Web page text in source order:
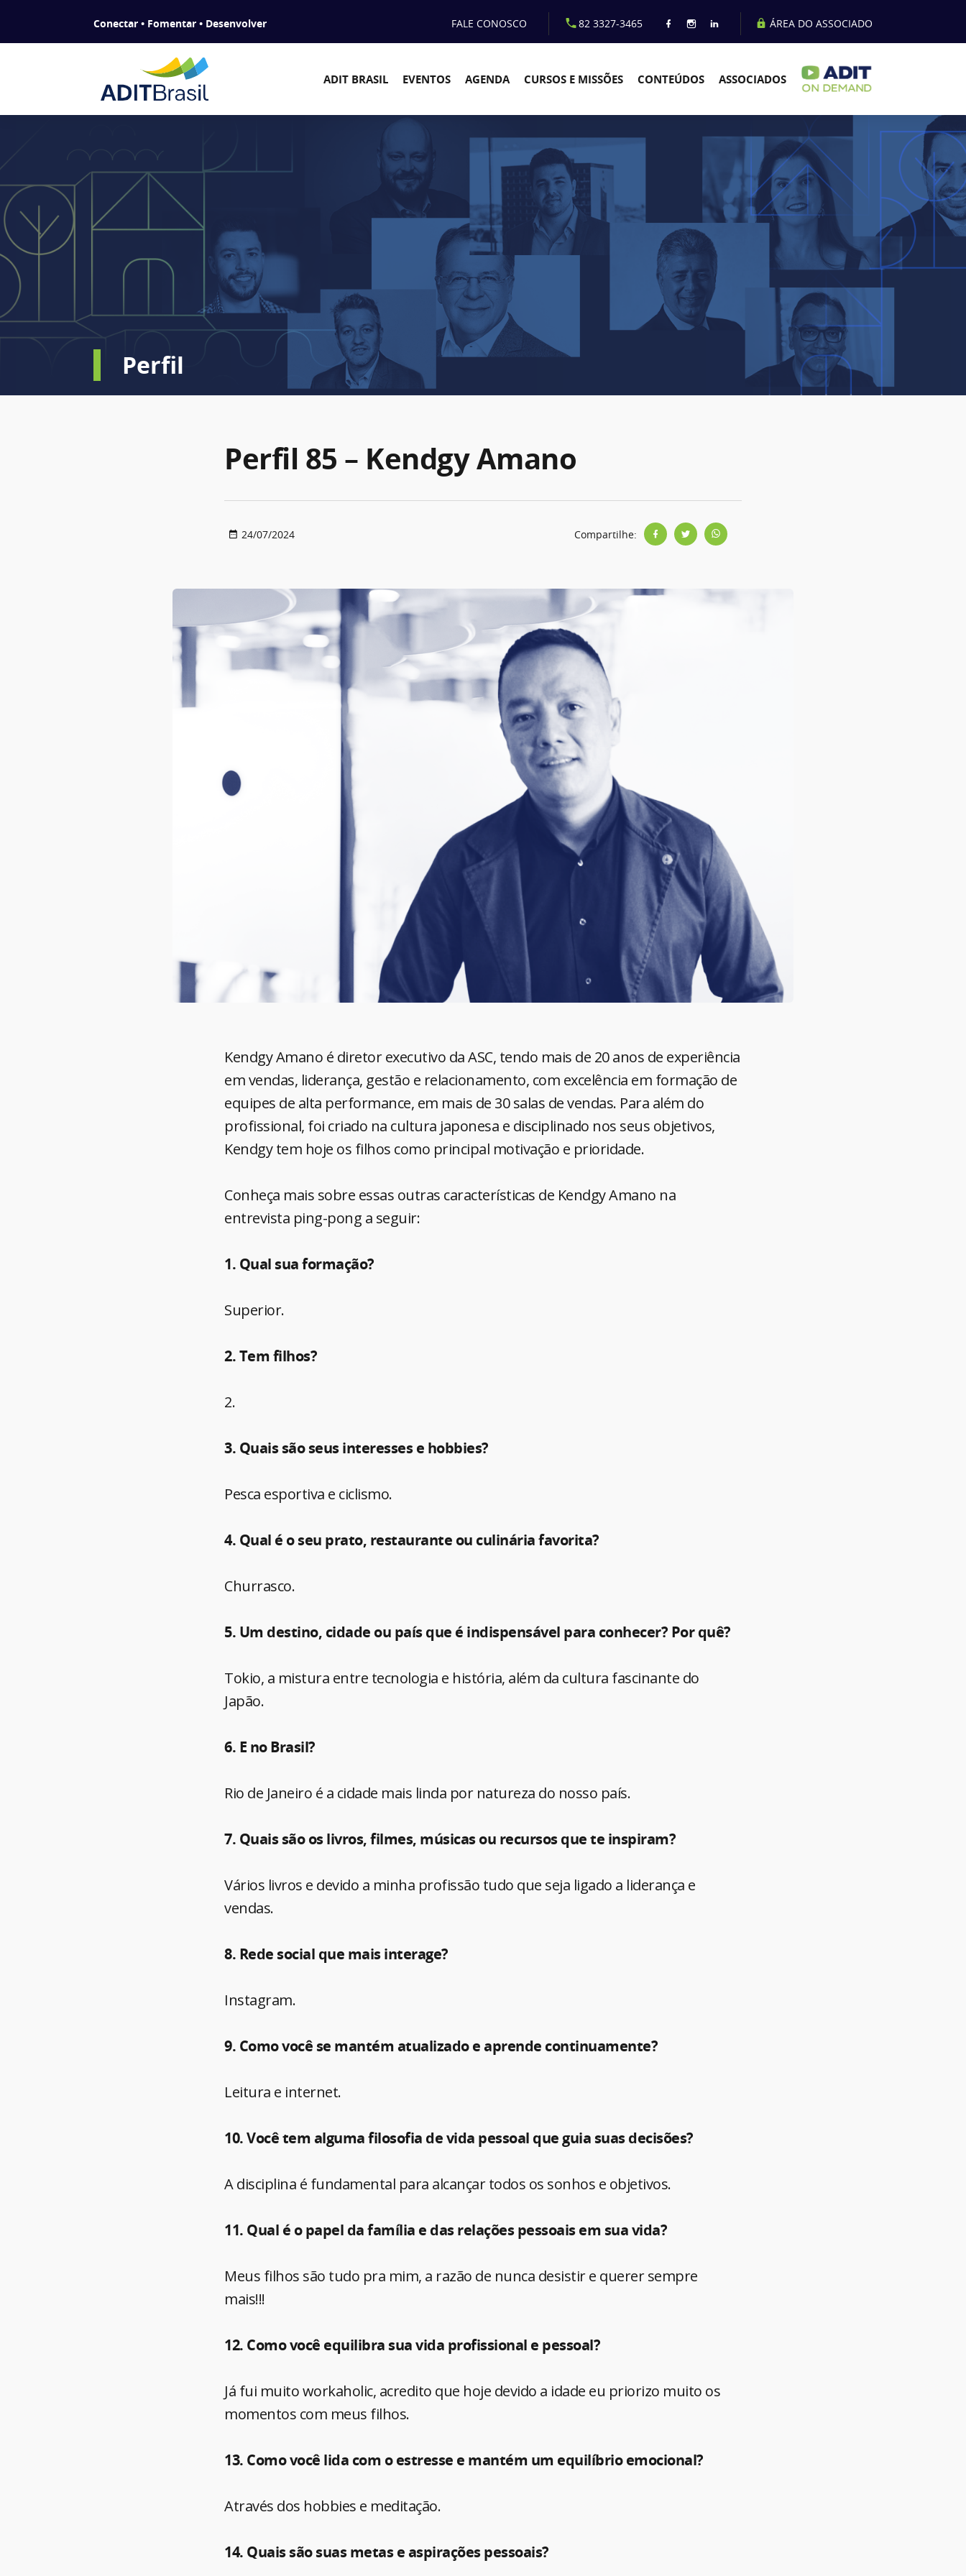
Conectar • Fomentar • Desenvolver FALE CONOSCO 82 3327-3465 ÁREA DO ASSOCIADO
ADIT BRASIL EVENTOS AGENDA CURSOS E MISSÕES CONTEÚDOS ASSOCIADOS
Perfil
Perfil 85 – Kendgy Amano
24/07/2024 Compartilhe:
Kendgy Amano é diretor executivo da ASC, tendo mais de 20 anos de experiência
em vendas, liderança, gestão e relacionamento, com excelência em formação de
equipes de alta performance, em mais de 30 salas de vendas. Para além do
profissional, foi criado na cultura japonesa e disciplinado nos seus objetivos,
Kendgy tem hoje os filhos como principal motivação e prioridade.
Conheça mais sobre essas outras características de Kendgy Amano na
entrevista ping-pong a seguir:
1. Qual sua formação?
Superior.
2. Tem filhos?
2.
3. Quais são seus interesses e hobbies?
Pesca esportiva e ciclismo.
4. Qual é o seu prato, restaurante ou culinária favorita?
Churrasco.
5. Um destino, cidade ou país que é indispensável para conhecer? Por quê?
Tokio, a mistura entre tecnologia e história, além da cultura fascinante do
Japão.
6. E no Brasil?
Rio de Janeiro é a cidade mais linda por natureza do nosso país.
7. Quais são os livros, filmes, músicas ou recursos que te inspiram?
Vários livros e devido a minha profissão tudo que seja ligado a liderança e
vendas.
8. Rede social que mais interage?
Instagram.
9. Como você se mantém atualizado e aprende continuamente?
Leitura e internet.
10. Você tem alguma filosofia de vida pessoal que guia suas decisões?
A disciplina é fundamental para alcançar todos os sonhos e objetivos.
11. Qual é o papel da família e das relações pessoais em sua vida?
Meus filhos são tudo pra mim, a razão de nunca desistir e querer sempre
mais!!!
12. Como você equilibra sua vida profissional e pessoal?
Já fui muito workaholic, acredito que hoje devido a idade eu priorizo muito os
momentos com meus filhos.
13. Como você lida com o estresse e mantém um equilíbrio emocional?
Através dos hobbies e meditação.
14. Quais são suas metas e aspirações pessoais?